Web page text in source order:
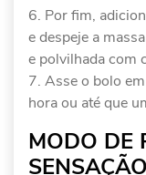
Por fim,
e despeje a
e polvilhada com
Asse o bolo
hora ou até que
MODO DE
SENSAÇÃO